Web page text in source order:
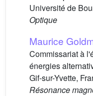
Université de
Optique
Maurice
Commissariat à
énergies
Gif-sur-Yvette,
Résonance